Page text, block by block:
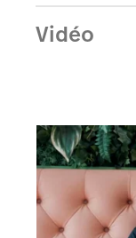
Vidéo